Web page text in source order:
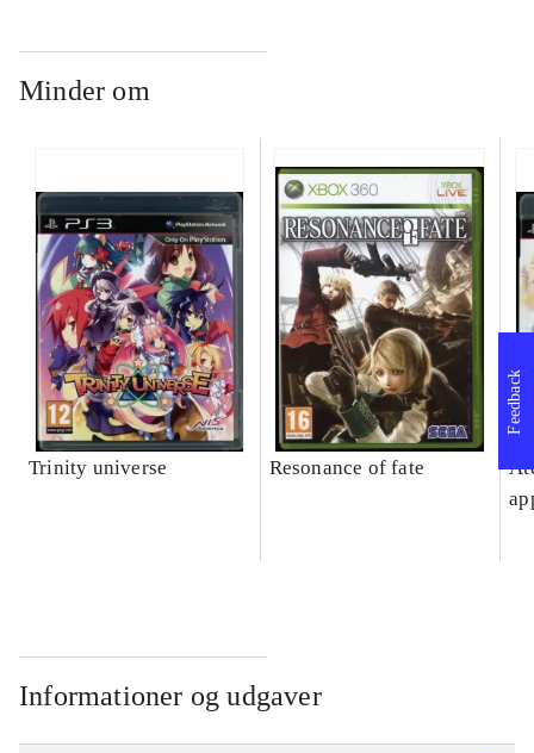
Minder om
Trinity universe Resonance of fate
Informationer og udgaver
Feedback